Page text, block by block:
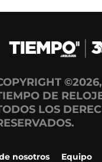
©2026,
DE
LOS
nosotros Equipo